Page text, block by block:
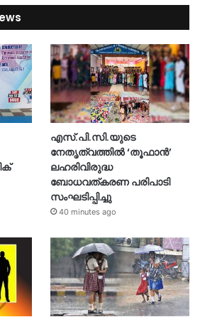
എസ്.പി.സി.യുടെ
നേതൃത്വത്തിൽ ‘തൂഫാൻ’
ലഹരിവിരുദ്ധ
ബോധവത്കരണ പരിപാടി
സംഘടിപ്പിച്ചു
40 minutes ago